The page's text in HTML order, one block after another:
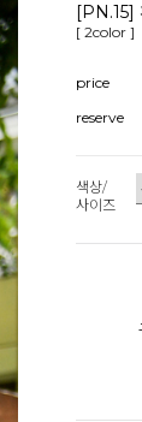
[PN.15]
[ 2color ]
price
reserve
색상/
사이즈